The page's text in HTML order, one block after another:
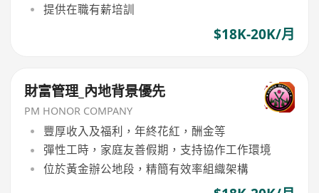
提供在職有薪培訓
$18K-20K/月
財富管理_內地背景優先
PM HONOR COMPANY
豐厚收入及福利，年終花紅，酬金等
彈性工時，家庭友善假期，支持協作工作環境
位於黃金辦公地段，精簡有效率組織架構